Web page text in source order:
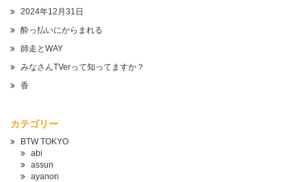
2024年12月31日
酔っ払いにからまれる
師走とWAY
みなさんTVerって知ってますか？
香
カテゴリー
BTW TOKYO
abi
assun
ayanon